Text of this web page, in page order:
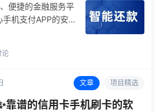
便捷的金融服务平
机支付APP的安
性得到了专业人
论
文章 项目精选
靠谱的信用卡手机刷卡的软